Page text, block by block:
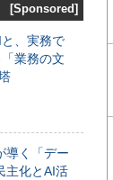
[Sponsored]
と、実務で
業務の文
導く「デー
主化とAI活